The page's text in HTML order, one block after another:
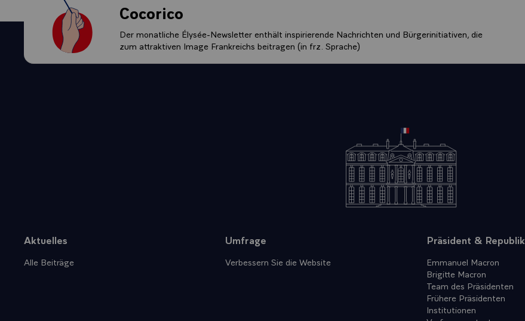
Cocorico
Der monatliche Élysée-Newsletter enthält inspirierende Nachrichten und Bürgerinitiativen, die
zum attraktiven Image Frankreichs beitragen (in frz. Sprache)
Sitemap
Aktuelles
Alle Beiträge
Umfrage
Verbessern Sie die Website
Präsident & Republik
Emmanuel Macron
Brigitte Macron
Team des Präsidenten
Frühere Präsidenten
Institutionen